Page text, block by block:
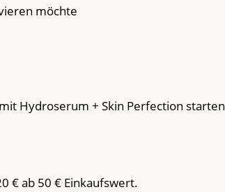
möchte
Hydroserum + Skin Perfection
€ ab 50 € Einkaufswert.